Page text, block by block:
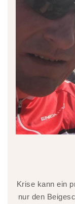
Krise kann ein
nur den